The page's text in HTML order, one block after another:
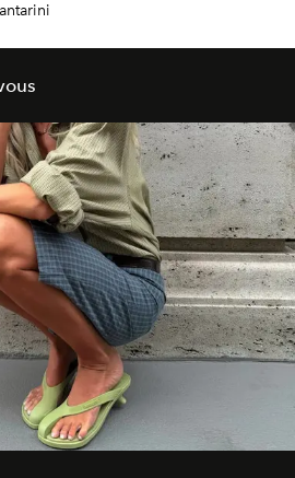
l'accent sur la durabilité et les